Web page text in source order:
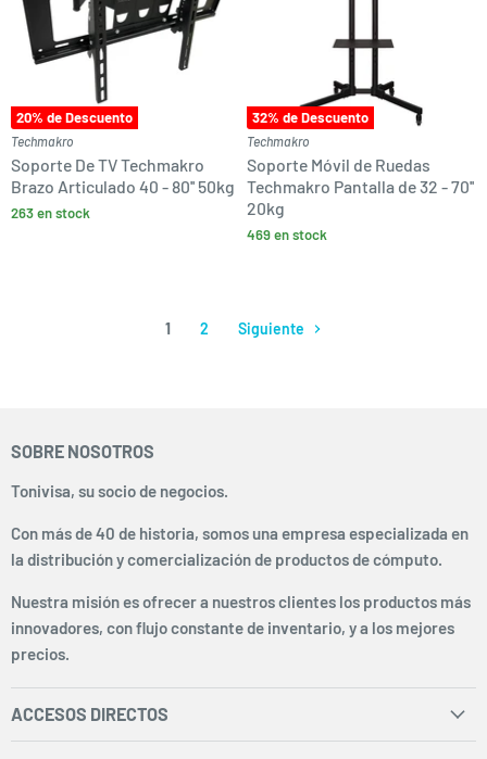
20% de Descuento
Techmakro
Soporte De TV Techmakro
Brazo Articulado 40 - 80'' 50kg
263 en stock
32% de Descuento
Techmakro
Soporte Móvil de Ruedas
Techmakro Pantalla de 32 - 70''
20kg
469 en stock
1 2 Siguiente
SOBRE NOSOTROS
Tonivisa, su socio de negocios.
Con más de 40 de historia, somos una empresa especializada en
la distribución y comercialización de productos de cómputo.
Nuestra misión es ofrecer a nuestros clientes los productos más
innovadores, con flujo constante de inventario, y a los mejores
precios.
ACCESOS DIRECTOS